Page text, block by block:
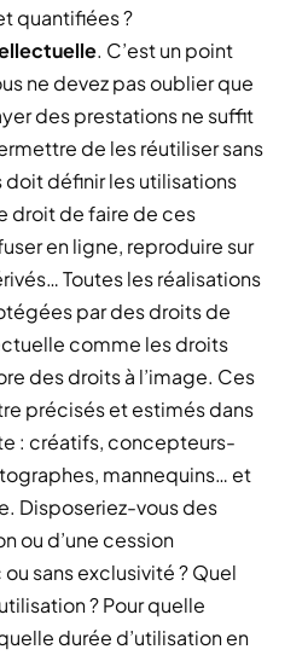
quantifiées ?
. C’est un point
ne devez pas oublier que
des prestations ne suffit
de les réutiliser sans
doit définir les utilisations
droit de faire de ces
en ligne, reproduire sur
Toutes les réalisations
par des droits de
comme les droits
des droits à l’image. Ces
précisés et estimés dans
: créatifs, concepteurs-
mannequins… et
Disposeriez-vous des
ou d’une cession
sans exclusivité ? Quel
? Pour quelle
durée d’utilisation en